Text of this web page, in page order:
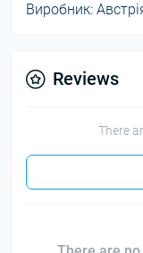
Виробник:
Reviews
There